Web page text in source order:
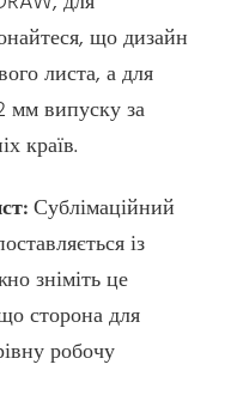
що дизайн
листа, а для
мм випуску за
країв.
Сублімаційний
із
зніміть це
сторона для
робочу